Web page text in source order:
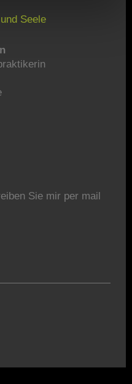
Seele
Sie mir per mail